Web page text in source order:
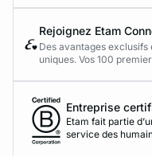
Rejoignez Etam
Des avantages
uniques. Vos 100
Entreprise
Etam fait partie
service des